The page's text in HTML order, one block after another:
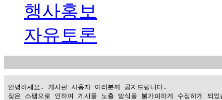
행사홍보
자유토론
안녕하세요. 게시판 사용자 여러분께 공지드립니다.
잦은 스팸으로 인하여 게시물 노출 방식을 불가피하게 수정하게 되었